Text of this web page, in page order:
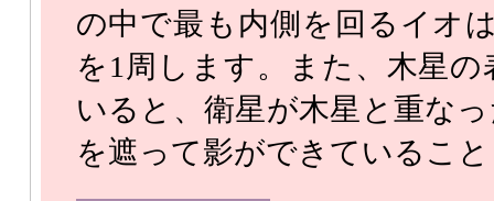
の中で最も内側を回るイオ
を1周します。また、木星
いると、衛星が木星と重な
を遮って影ができているこ